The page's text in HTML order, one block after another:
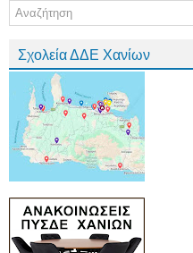
Σχολεία ΔΔΕ Χανίων